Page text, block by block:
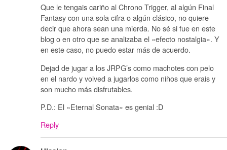
Que le tengais cariño al Chrono Trigger, al algún Final
Fantasy con una sola cifra o algún clásico, no quiere
decir que ahora sean una mierda. No sé si fue en este
blog o en otro que se analizaba el «efecto nostalgia». Y
en este caso, no puedo estar más de acuerdo.
Dejad de jugar a los JRPG’s como machotes con pelo
en el nardo y volved a jugarlos como niños que erais y
son mucho más disfrutables.
P.D.: El «Eternal Sonata» es genial :D
Reply